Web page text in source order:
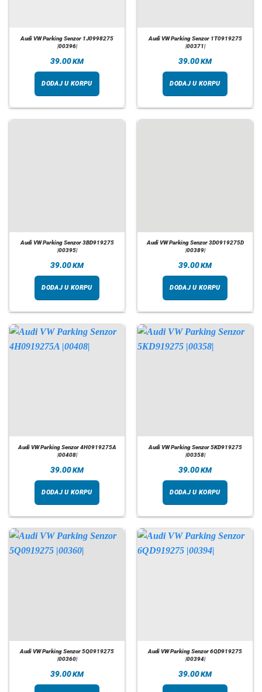
Audi VW Parking Senzor 1J0998275
|00396|
39.00KM
DODAJ U KORPU
Audi VW Parking Senzor 1T0919275
|00371|
39.00KM
DODAJ U KORPU
Audi VW Parking Senzor 3BD919275
|00395|
39.00KM
DODAJ U KORPU
Audi VW Parking Senzor 3D0919275D
|00389|
39.00KM
DODAJ U KORPU
Audi VW Parking Senzor 4H0919275A
|00408|
39.00KM
DODAJ U KORPU
Audi VW Parking Senzor 5KD919275
|00358|
39.00KM
DODAJ U KORPU
Audi VW Parking Senzor 5Q0919275
|00360|
39.00KM
Audi VW Parking Senzor 6QD919275
|00394|
39.00KM